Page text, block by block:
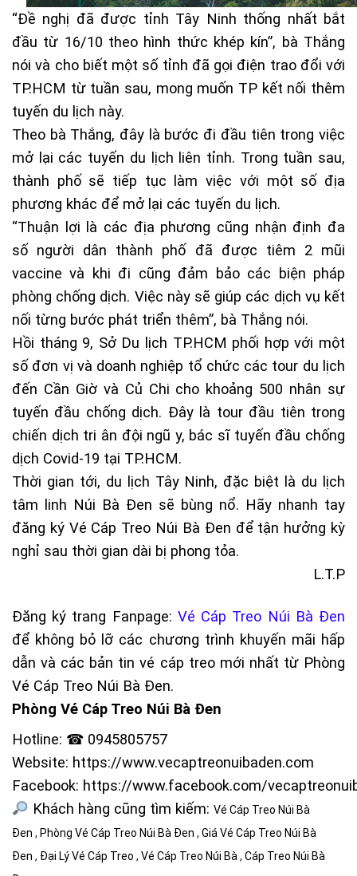
“Đề nghị đã được tỉnh Tây Ninh thống nhất bắt
đầu từ 16/10 theo hình thức khép kín”, bà Thắng
nói và cho biết một số tỉnh đã gọi điện trao đổi với
TP.HCM từ tuần sau, mong muốn TP kết nối thêm
tuyến du lịch này.
Theo bà Thắng, đây là bước đi đầu tiên trong việc
mở lại các tuyến du lịch liên tỉnh. Trong tuần sau,
thành phố sẽ tiếp tục làm việc với một số địa
phương khác để mở lại các tuyến du lịch.
“Thuận lợi là các địa phương cũng nhận định đa
số người dân thành phố đã được tiêm 2 mũi
vaccine và khi đi cũng đảm bảo các biện pháp
phòng chống dịch. Việc này sẽ giúp các dịch vụ kết
nối từng bước phát triển thêm”, bà Thắng nói.
Hồi tháng 9, Sở Du lịch TP.HCM phối hợp với một
số đơn vị và doanh nghiệp tổ chức các tour du lịch
đến Cần Giờ và Củ Chi cho khoảng 500 nhân sự
tuyến đầu chống dịch. Đây là tour đầu tiên trong
chiến dịch tri ân đội ngũ y, bác sĩ tuyến đầu chống
dịch Covid-19 tại TP.HCM.
Thời gian tới, du lịch Tây Ninh, đặc biệt là du lịch
tâm linh Núi Bà Đen sẽ bùng nổ. Hãy nhanh tay
đăng ký Vé Cáp Treo Núi Bà Đen để tận hưởng kỳ
nghỉ sau thời gian dài bị phong tỏa.
L.T.P
Đăng ký trang Fanpage: Vé Cáp Treo Núi Bà Đen
để không bỏ lỡ các chương trình khuyến mãi hấp
dẫn và các bản tin vé cáp treo mới nhất từ Phòng
Vé Cáp Treo Núi Bà Đen.
Phòng Vé Cáp Treo Núi Bà Đen
Hotline: ☎ 0945805757
Website: https://www.vecaptreonuibaden.com
Facebook: https://www.facebook.com/
Khách hàng cũng tìm kiếm: Vé Cáp Treo Núi Bà
Đen , Phòng Vé Cáp Treo Núi Bà Đen , Giá Vé Cáp Treo Núi Bà
Đen , Đại Lý Vé Cáp Treo , Vé Cáp Treo Núi Bà, Cáp Treo Núi Bà